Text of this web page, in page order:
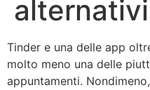
alternativi
Tinder e una delle app
molto meno una delle
appuntamenti.